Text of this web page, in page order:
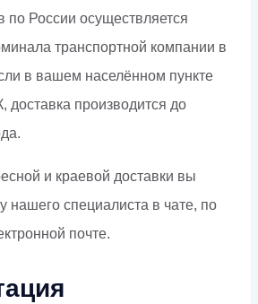
по России осуществляется
транспортной компании в
в вашем населённом пункте
доставка производится до
и краевой доставки вы
нашего специалиста в чате, по
почте.